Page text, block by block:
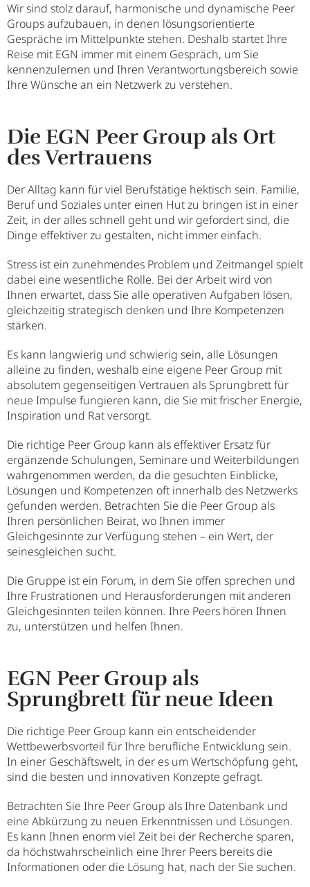
Wir sind stolz darauf, harmonische und dynamische Peer
Groups aufzubauen, in denen lösungsorientierte
Gespräche im Mittelpunkte stehen. Deshalb startet Ihre
Reise mit EGN immer mit einem Gespräch, um Sie
kennenzulernen und Ihren Verantwortungsbereich sowie
Ihre Wünsche an ein Netzwerk zu verstehen.
Die EGN Peer Group als Ort
des Vertrauens
Der Alltag kann für viel Berufstätige hektisch sein. Familie,
Beruf und Soziales unter einen Hut zu bringen ist in einer
Zeit, in der alles schnell geht und wir gefordert sind, die
Dinge effektiver zu gestalten, nicht immer einfach.
Stress ist ein zunehmendes Problem und Zeitmangel spielt
dabei eine wesentliche Rolle. Bei der Arbeit wird von
Ihnen erwartet, dass Sie alle operativen Aufgaben lösen,
gleichzeitig strategisch denken und Ihre Kompetenzen
stärken.
Es kann langwierig und schwierig sein, alle Lösungen
alleine zu finden, weshalb eine eigene Peer Group mit
absolutem gegenseitigen Vertrauen als Sprungbrett für
neue Impulse fungieren kann, die Sie mit frischer Energie,
Inspiration und Rat versorgt.
Die richtige Peer Group kann als effektiver Ersatz für
ergänzende Schulungen, Seminare und Weiterbildungen
wahrgenommen werden, da die gesuchten Einblicke,
Lösungen und Kompetenzen oft innerhalb des Netzwerks
gefunden werden. Betrachten Sie die Peer Group als
Ihren persönlichen Beirat, wo Ihnen immer
Gleichgesinnte zur Verfügung stehen – ein Wert, der
seinesgleichen sucht.
Die Gruppe ist ein Forum, in dem Sie offen sprechen und
Ihre Frustrationen und Herausforderungen mit anderen
Gleichgesinnten teilen können. Ihre Peers hören Ihnen
zu, unterstützen und helfen Ihnen.
EGN Peer Group als
Sprungbrett für neue Ideen
Die richtige Peer Group kann ein entscheidender
Wettbewerbsvorteil für Ihre berufliche Entwicklung sein.
In einer Geschäftswelt, in der es um Wertschöpfung geht,
sind die besten und innovativen Konzepte gefragt.
Betrachten Sie Ihre Peer Group als Ihre Datenbank und
eine Abkürzung zu neuen Erkenntnissen und Lösungen.
Es kann Ihnen enorm viel Zeit bei der Recherche sparen,
da höchstwahrscheinlich eine Ihrer Peers bereits die
Informationen oder die Lösung hat, nach der Sie suchen.